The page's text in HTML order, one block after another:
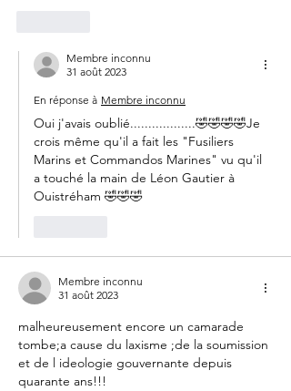
Membre inconnu
31 août 2023
En réponse à Membre inconnu
Oui j'avais oublié..................🤣🤣🤣🤣Je
crois même qu'il a fait les "Fusiliers
Marins et Commandos Marines" vu qu'il
a touché la main de Léon Gautier à
Ouistréham 🤣🤣🤣
Membre inconnu
31 août 2023
malheureusement encore un camarade
tombe;a cause du laxisme ;de la soumission
et de l ideologie gouvernante depuis
quarante ans!!!